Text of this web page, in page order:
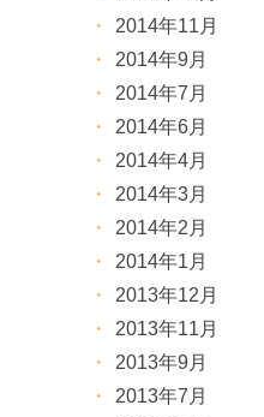
2014年11月
2014年9月
2014年7月
2014年6月
2014年4月
2014年3月
2014年2月
2014年1月
2013年12月
2013年11月
2013年9月
2013年7月